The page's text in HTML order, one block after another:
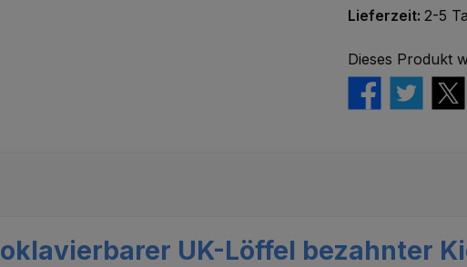
Lieferzeit: 2-5
Dieses Produkt
UK-Löffel bezahnter